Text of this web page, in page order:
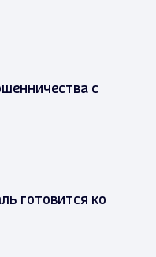
с
готовится ко